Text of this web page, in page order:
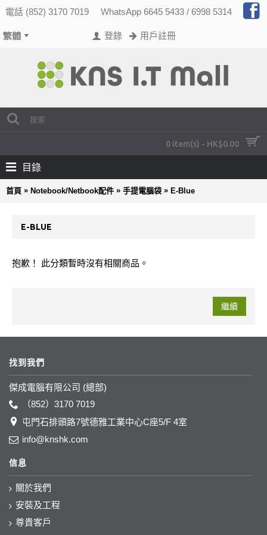
電話 (852) 3170 7019 WhatsApp 6645 5433 / 6998 5314
登錄 用戶註冊
0 item(s) - HK$0.00
目錄
首頁 » Notebook/Netbook配件 » 手提電腦袋 » E-Blue
E-BLUE
抱歉！ 此分類暫時沒有相關商品。
繼續
找到我們
傑成電腦有限公司 (總部)
（852）3170 7019
屯門石排頭路7號德雅工業中心C座5/F 4室
info@knshk.com
信息
關於我們
安裝及工程
尊貴客戶